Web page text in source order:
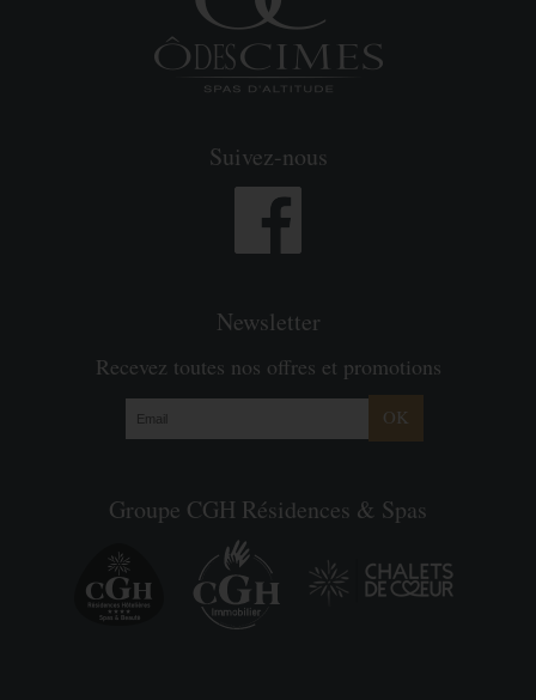
Suivez-nous
Newsletter
Recevez toutes nos offres et promotions
OK
Groupe CGH Résidences & Spas